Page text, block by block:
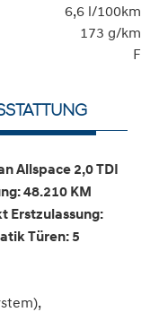
6,6 l/100km
173 g/km
F
Allspace 2,0 TDI
48.210 KM
Erstzulassung:
Türen: 5